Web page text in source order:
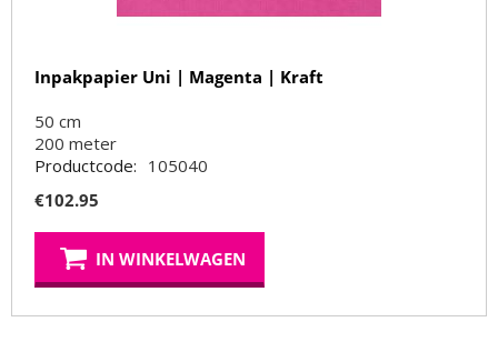
Inpakpapier Uni | Magenta | Kraft
50 cm
200 meter
Productcode: 105040
€102.95
IN WINKELWAGEN